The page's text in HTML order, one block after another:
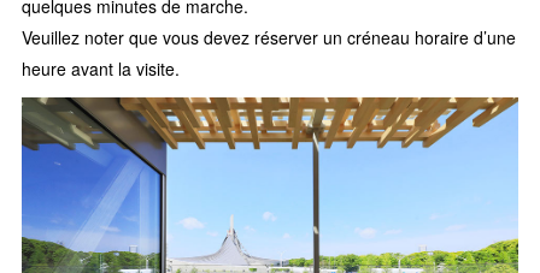
quelques minutes de marche.
Veuillez noter que vous devez réserver un créneau horaire d’une
heure avant la visite.